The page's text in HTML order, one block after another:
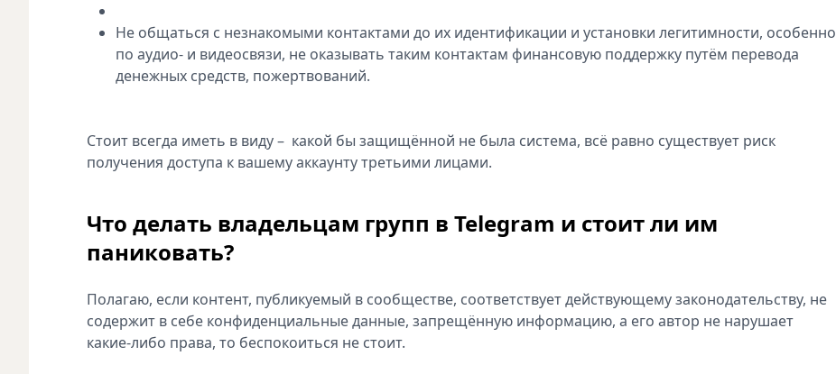
Не общаться с незнакомыми контактами до их идентификации и установки легитимности, особенно
по аудио- и видеосвязи, не оказывать таким контактам финансовую поддержку путём перевода
денежных средств, пожертвований.
Стоит всегда иметь в виду – какой бы защищённой не была система, всё равно существует риск
получения доступа к вашему аккаунту третьими лицами.
Что делать владельцам групп в Telegram и стоит ли им
паниковать?
Полагаю, если контент, публикуемый в сообществе, соответствует действующему законодательству, не
содержит в себе конфиденциальные данные, запрещённую информацию, а его автор не нарушает
какие-либо права, то беспокоиться не стоит.